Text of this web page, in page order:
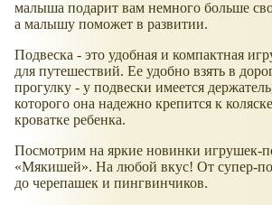
малыша подарит вам немного больше
а малышу поможет в развитии.
Подвеска - это удобная и компактная
для путешествий. Ее удобно взять в
прогулку - у подвески имеется
которого она надежно крепится к
кроватке ребенка.
Посмотрим на яркие новинки игрушек-
Мякишей . На любой вкус! От супер-
до черепашек и пингвинчиков.